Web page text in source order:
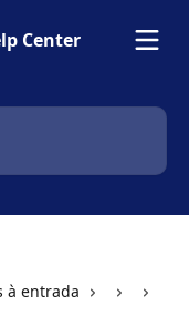
Center
à entrada